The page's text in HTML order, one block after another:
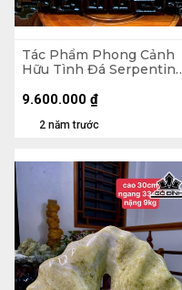
Tác Phẩm Phong Cảnh
Hữu Tình Đá Serpentine
Cao 50 Ngang 38 (cm)
2 năm trước
9.600.000 ₫